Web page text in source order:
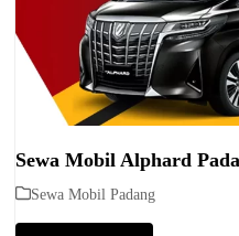
Sewa Mobil Alphard
Sewa Mobil Padang